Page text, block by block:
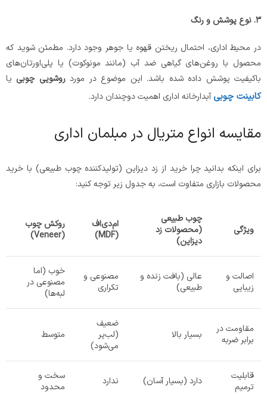
۳. نوع پوشش و رنگ
در محیط اداری، احتمال ریختن قهوه یا جوهر وجود دارد. مطمئن شوید که
محصول با روغن‌های گیاهی ضد آب (مانند مونوکوت) یا پلی‌اورتان‌های
باکیفیت پوشش داده شده باشد. این موضوع در موردروشویی چوبی یا
کابینت چوبیآبدارخانه اداری اهمیت دوچندان دارد.
مقایسه انواع متریال در مبلمان اداری
برای اینکه بدانید چرا خرید از زد دیزاین (تولیدکننده چوب طبیعی) با خرید
محصولات بازاری متفاوت است، به جدول زیر توجه کنید:
ویژگی
چوب طبیعی
(محصولات زد
دیزاین)
ام‌دی‌اف
(MDF)
روکش چوب
(Veneer)
اصالت و
زیبایی
عالی (بافت زنده و
طبیعی)
مصنوعی و
تکراری
خوب (اما
مصنوعی در
لبه‌ها)
مقاومت در
برابر ضربه
بسیار بالا
ضعیف
(لب‌پر
می‌شود)
متوسط
قابلیت
ترمیم
دارد (بسیار آسان) ندارد
سخت و
محدود